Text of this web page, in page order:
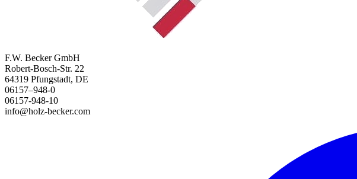
F.W. Becker GmbH
Robert-Bosch-Str. 22
64319 Pfungstadt, DE
06157–948-0
06157-948-10
info@holz-becker.com